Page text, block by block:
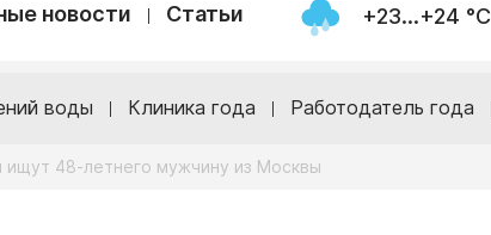
новости Статьи +23...+24 °С
воды Клиника года Работодатель года
ищут 48-летнего мужчину из Москвы